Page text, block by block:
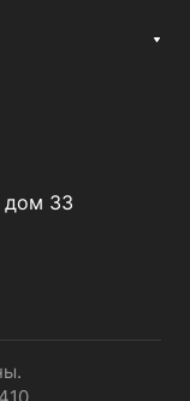
дом 33